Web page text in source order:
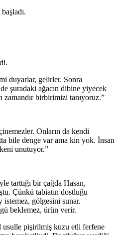
duyarlar, gelirler. Sonra
de şuradaki ağacın dibine yiyecek
zamandır birbirimizi tanıyoruz.”
Onların da kendi
bile denge var ama kin yok. İnsan
unutuyor.”
tarttığı bir çağda Hasan,
Çünkü tabiatın dostluğu
istemez, gölgesini sunar.
beklemez, ürün verir.
usulle pişirilmiş kuzu etli ferfene